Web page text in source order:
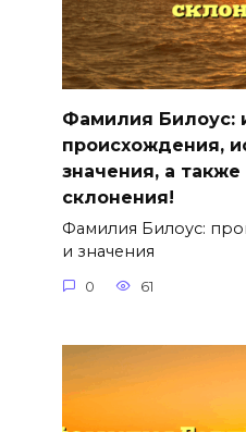
Фамилия Билоус:
происхождения,
значения, а также
склонения!
Фамилия Билоус:
и значения
0 61